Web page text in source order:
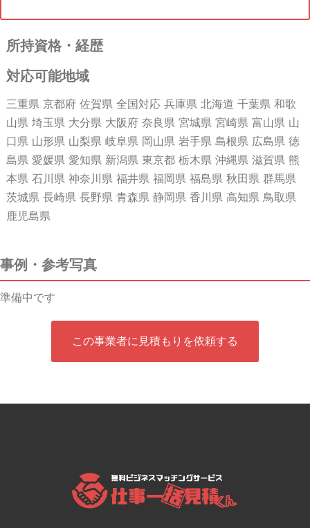
所持資格・経歴
対応可能地域
三重県 京都府 佐賀県 全国対応 兵庫県 北海道 千葉県 和歌
山県 埼玉県 大分県 大阪府 奈良県 宮城県 宮崎県 富山県 山
口県 山形県 山梨県 岐阜県 岡山県 岩手県 島根県 広島県 徳
島県 愛媛県 愛知県 新潟県 東京都 栃木県 沖縄県 滋賀県 熊
本県 石川県 神奈川県 福井県 福岡県 福島県 秋田県 群馬県
茨城県 長崎県 長野県 青森県 静岡県 香川県 高知県 鳥取県
鹿児島県
事例・参考写真
準備中です
この事業者に見積もりを依頼する